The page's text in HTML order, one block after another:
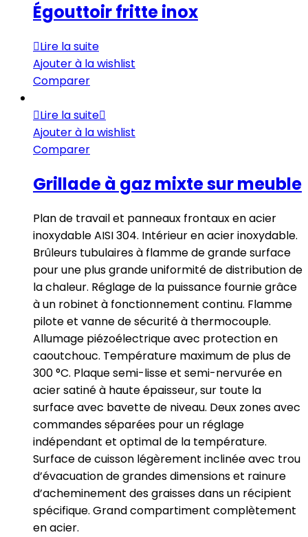
Égouttoir fritte inox
Lire la suite
Ajouter à la wishlist
Comparer
Lire la suite
Ajouter à la wishlist
Comparer
Grillade à gaz mixte sur meuble
Plan de travail et panneaux frontaux en acier
inoxydable AISI 304. Intérieur en acier inoxydable.
Brûleurs tubulaires à flamme de grande surface
pour une plus grande uniformité de distribution de
la chaleur. Réglage de la puissance fournie grâce
à un robinet à fonctionnement continu. Flamme
pilote et vanne de sécurité à thermocouple.
Allumage piézoélectrique avec protection en
caoutchouc. Température maximum de plus de
300 °C. Plaque semi-lisse et semi-nervurée en
acier satiné à haute épaisseur, sur toute la
surface avec bavette de niveau. Deux zones avec
commandes séparées pour un réglage
indépendant et optimal de la température.
Surface de cuisson légèrement inclinée avec trou
d’évacuation de grandes dimensions et rainure
d’acheminement des graisses dans un récipient
spécifique. Grand compartiment complètement
en acier.